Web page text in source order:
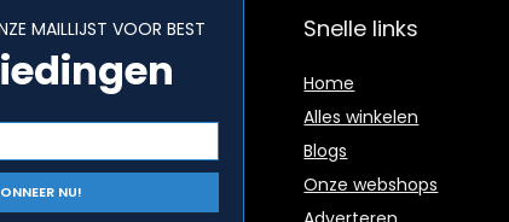
MAILLIJST VOOR BEST Snelle links
Home
Alles winkelen
Blogs
Onze webshops